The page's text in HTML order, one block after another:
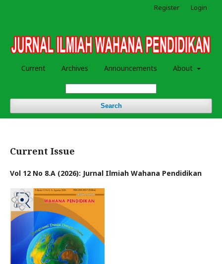
Current Archives Announcements About
Search
Register Login
Current Issue
Vol 12 No 8.A (2026): Jurnal Ilmiah Wahana Pendidikan